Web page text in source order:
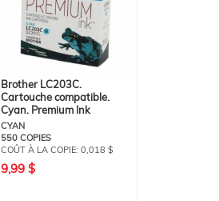
Brother LC203C.
Cartouche compatible.
Cyan. Premium Ink
CYAN
550 COPIES
COÛT À LA COPIE: 0,018 $
9,99 $